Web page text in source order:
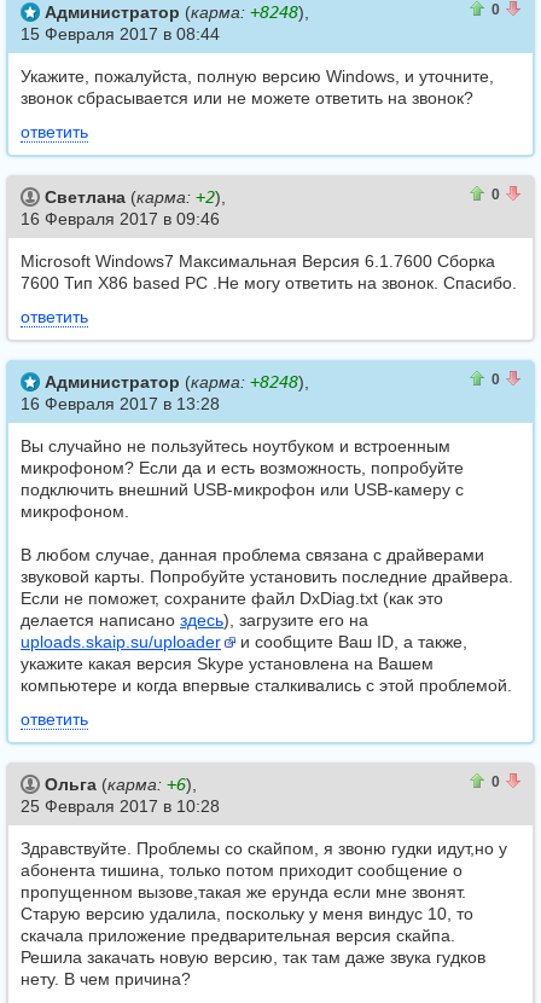
0
Администратор (карма: +8248),
15 Февраля 2017 в 08:44
Укажите, пожалуйста, полную версию Windows, и уточните,
звонок сбрасывается или не можете ответить на звонок?
ответить
0
Светлана (карма: +2),
16 Февраля 2017 в 09:46
Microsoft Windows7 Максимальная Версия 6.1.7600 Сборка
7600 Тип Х86 based PC .Не могу ответить на звонок. Спасибо.
ответить
0
Администратор (карма: +8248),
16 Февраля 2017 в 13:28
Вы случайно не пользуйтесь ноутбуком и встроенным
микрофоном? Если да и есть возможность, попробуйте
подключить внешний USB-микрофон или USB-камеру с
микрофоном.
В любом случае, данная проблема связана с драйверами
звуковой карты. Попробуйте установить последние драйвера.
Если не поможет, сохраните файл DxDiag.txt (как это
делается написано здесь), загрузите его на
uploads.skaip.su/uploader
и сообщите Вaш ID, а также,
укажите какая версия Skype установлена на Вашем
компьютере и когда впервые сталкивались с этой проблемой.
ответить
0
Ольга (карма: +6),
25 Февраля 2017 в 10:28
Здравствуйте. Проблемы со скайпом, я звоню гудки идут,но у
абонента тишина, только потом приходит сообщение о
пропущенном вызове,такая же ерунда если мне звонят.
Старую версию удалила, поскольку у меня виндус 10, то
скачала приложение предварительная версия скайпа.
Решила закачать новую версию, так там даже звука гудков
нету. В чем причина?